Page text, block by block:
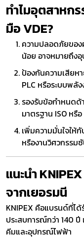
ทำไมอุตสาหก
มือ VDE?
ความปลอดภัยของ
น้อย อาจหมายถึง
ป้องกันความเสีย
PLC หรือระบบพลั
รองรับข้อกำหนดด้
มาตรฐาน ISO หรือ
เพิ่มความมั่นใจให้
หรืองานวิศวกรรม
แนะนำ
จากเยอรมนี
KNIPEX คือแบรนด์ที่ได้
ประสบการณ์กว่า 140 ปี
คีมและอุปกรณ์ไฟฟ้า